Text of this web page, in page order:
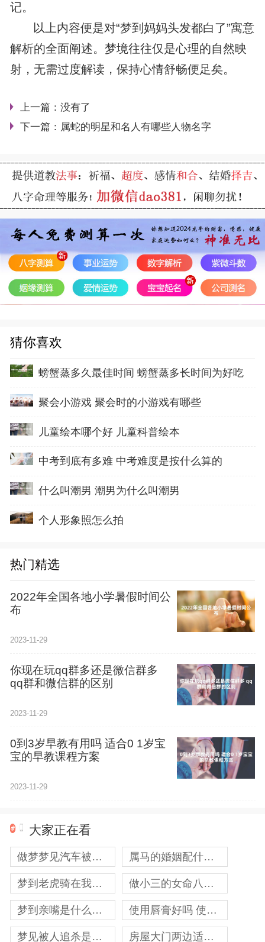
记。
以上内容便是对“梦到妈妈头发都白了”寓意
解析的全面阐述。梦境往往仅是心理的自然映
射，无需过度解读，保持心情舒畅便足矣。
上一篇：没有了
下一篇： 属蛇的明星和名人有哪些人物名字
猜你喜欢
螃蟹蒸多久最佳时间 螃蟹蒸多长时间为好吃
聚会小游戏 聚会时的小游戏有哪些
儿童绘本哪个好 儿童科普绘本
中考到底有多难 中考难度是按什么算的
什么叫潮男 潮男为什么叫潮男
个人形象照怎么拍
热门精选
2022年全国各地小学暑假时间公
布
2023-11-29
你现在玩qq群多还是微信群多
qq群和微信群的区别
2023-11-29
0到3岁早教有用吗 适合0 1岁宝
宝的早教课程方案
2023-11-29
大家正在看
做梦梦见汽车被损坏是什么意思 属马的婚姻配什么属相最好
梦到老虎骑在我背上是什么意思？什么预兆 做小三的女命八字 女命当小三命格
梦到亲嘴是什么意思？算春梦吗 使用唇膏好吗 使用唇膏好处
梦见被人追杀是什么意思 梦见被追杀的多元含义及运势 房屋大门两边适合放什么盆栽，大门俩边盆栽图